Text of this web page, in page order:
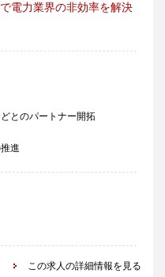
電力業界の非効率を解決
とのパートナー開拓
進
この求人の詳細情報を見る